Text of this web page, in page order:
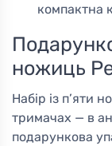
компактна
ножиць
Набір із п’яти
тримачах — в
подарункова